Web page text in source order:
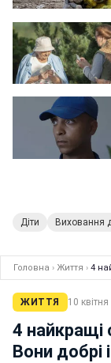
Діти Виховання
Головна › Життя › 4
ЖИТТЯ 10
4 найкращі
Вони добрі